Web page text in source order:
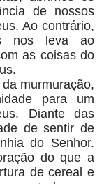
de nossos
Ao contrário,
nos leva ao
as coisas do
murmuração,
para um
Diante das
de sentir de
do Senhor.
do que a
de cereal e